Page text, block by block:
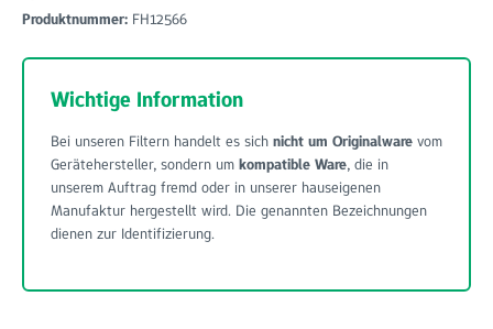
Produktnummer: FH12566
Wichtige Information
Bei unseren Filtern handelt es sich nicht um Originalware vom
Gerätehersteller, sondern um kompatible Ware, die in
unserem Auftrag fremd oder in unserer hauseigenen
Manufaktur hergestellt wird. Die genannten Bezeichnungen
dienen zur Identifizierung.